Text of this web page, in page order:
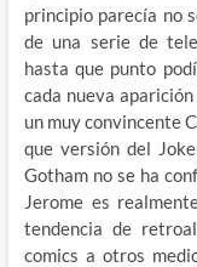
principio parecía no
de una serie de
hasta que punto
cada nueva
un muy convincente
que versión del
Gotham no se ha
Jerome es
tendencia de
comics a otros